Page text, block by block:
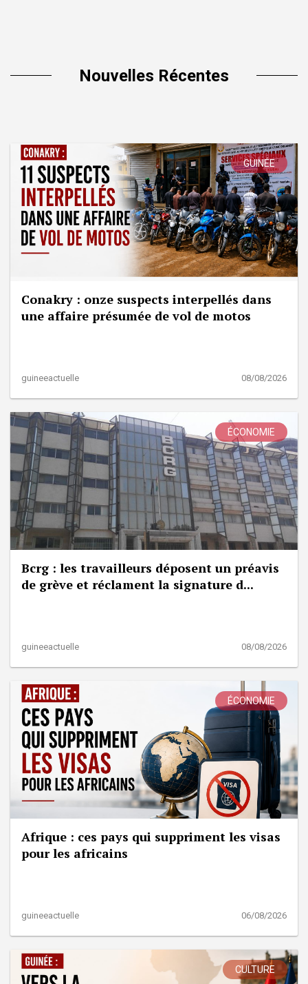
Nouvelles Récentes
GUINÉE
Conakry : onze suspects interpellés dans
une affaire présumée de vol de motos
guineeactuelle 08/08/2026
ÉCONOMIE
Bcrg : les travailleurs déposent un préavis
de grève et réclament la signature d...
guineeactuelle 08/08/2026
ÉCONOMIE
Afrique : ces pays qui suppriment les visas
pour les africains
guineeactuelle 06/08/2026
CULTURE